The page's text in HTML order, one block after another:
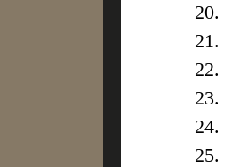
20.
21.
22.
23.
24.
25.